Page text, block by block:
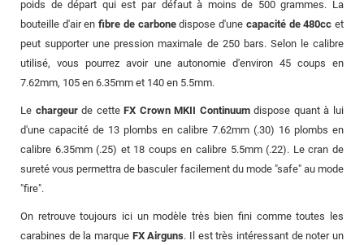
poids de départ qui est par défaut à moins de 500 grammes. La
bouteille d'air enfibre de carbonedispose d'une capacité de 480cc et
peut supporter une pression maximale de 250 bars. Selon le calibre
utilisé, vous pourrez avoir une autonomie d'environ 45 coups en
7.62mm, 105 en 6.35mm et 140 en 5.5mm.
Le chargeurde cetteFX Crown MKII Continuumdispose quant à lui
d'une capacité de 13 plombs en calibre 7.62mm (.30) 16 plombs en
calibre 6.35mm (.25) et 18 coups en calibre 5.5mm (.22). Le cran de
sureté vous permettra de basculer facilement du mode "safe" au mode
"fire".
On retrouve toujours ici un modèle très bien fini comme toutes les
carabines de la marque FX Airguns. Il est très intéressant de noter un